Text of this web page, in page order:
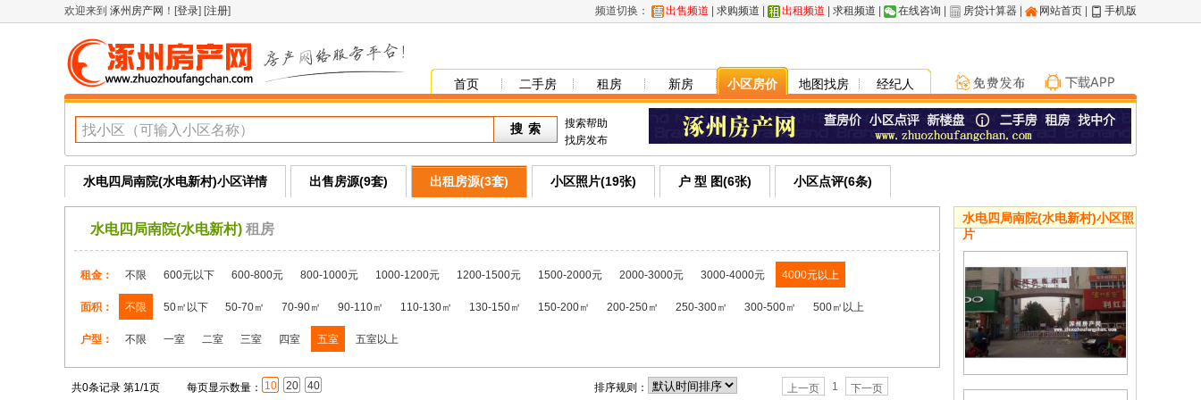
欢迎来到 涿州房产网 ！[登录] [注册] 频道切换： 出售频道 求购频道 出租频道 求租频道 在线咨询 房贷计算器 网站首页 手机版
首页 二手房 租房 新房 小区房价 地图找房 经纪人
搜索帮助
找房发布
水电四局南院(水电新村)小区详情 出售房源(9套) 出租房源(3套) 小区照片(19张) 户 型 图(6张) 小区点评(6条)
水电四局南院(水电新村) 租房
租金： 不限 600元以下 600-800元 800-1000元 1000-1200元 1200-1500元 1500-2000元 2000-3000元 3000-4000元 4000元以上
面积： 不限 50㎡以下 50-70㎡ 70-90㎡ 90-110㎡ 110-130㎡ 130-150㎡ 150-200㎡ 200-250㎡ 250-300㎡ 300-500㎡ 500㎡以上
户型： 不限 一室 二室 三室 四室 五室 五室以上
共0条记录 第1/1页 每页显示数量： 10 20 40 排序规则： 上一页 1 下一页
水电四局南院(水电新村)小区照
片